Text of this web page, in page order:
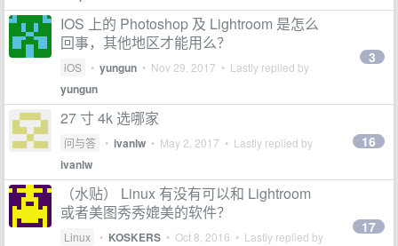
IOS 上的 Photoshop 及 Lightroom 是怎么
回事，其他地区才能用么？
iOS • yungun • Nov 29, 2017 • Lastly replied by
yungun
3
27 寸 4k 选哪家
问与答 • ivanlw • May 2, 2017 • Lastly replied by
ivanlw
16
（水贴） Linux 有没有可以和 Lightroom
或者美图秀秀媲美的软件？
Linux • KOSKERS • Oct 8, 2016 • Lastly replied by
17